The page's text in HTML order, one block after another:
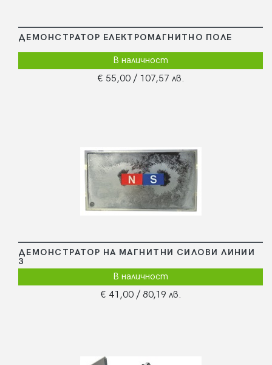
ДЕМОНСТРАТОР ЕЛЕКТРОМАГНИТНО ПОЛЕ
В наличност
€ 55,00 / 107,57 лв.
ДЕМОНСТРАТОР НА МАГНИТНИ СИЛОВИ ЛИНИИ
3
В наличност
€ 41,00 / 80,19 лв.